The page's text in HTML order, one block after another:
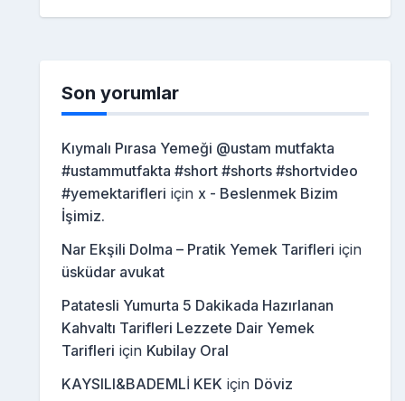
Son yorumlar
Kıymalı Pırasa Yemeği @ustam mutfakta
#ustammutfakta #short #shorts #shortvideo
#yemektarifleri için x - Beslenmek Bizim
İşimiz.
Nar Ekşili Dolma – Pratik Yemek Tarifleri için
üsküdar avukat
Patatesli Yumurta 5 Dakikada Hazırlanan
Kahvaltı Tarifleri Lezzete Dair Yemek
Tarifleri için Kubilay Oral
KAYSILI&BADEMLİ KEK için Döviz